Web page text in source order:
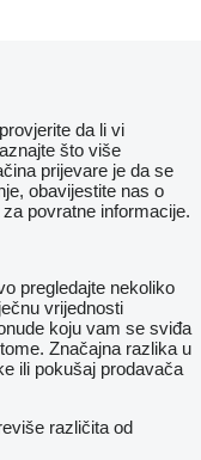
da li vi
što više
prijevare je da se
obavijestite nas o
povratne informacije.
pregledajte nekoliko
vrijednosti
koju vam se sviđa
Značajna razlika u
ili pokušaj prodavača
različita od